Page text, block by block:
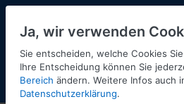
Menü Anmelden
Ja, wir verwenden
Sie entscheiden, welche Cookies
Ihre Entscheidung können Sie
Bereich ändern. Weitere Infos auch
Datenschutzerklärung.